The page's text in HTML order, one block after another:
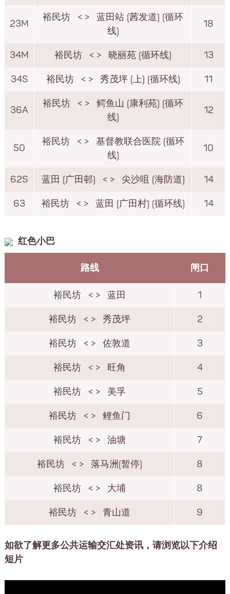
23M
裕民坊 < >
蓝田站 (茜发道) (循环
线)
18
34M 裕民坊 < > 晓丽苑 (循环线) 13
34S 裕民坊 < > 秀茂坪 (上) (循环线) 11
36A
裕民坊 < >
鳄鱼山 (康利苑) (循环
线)
12
50
裕民坊 < >
基督教联合医院 (循环
线)
10
62S 蓝田 (广田邨) < > 尖沙咀 (海防道) 14
63 裕民坊 < > 蓝田 (广田村) (循环线) 14
红色小巴
路线 闸口
裕民坊 < > 蓝田 1
裕民坊 < > 秀茂坪 2
裕民坊 < > 佐敦道 3
裕民坊 < > 旺角 4
裕民坊 < > 美孚 5
裕民坊 < > 鲤鱼门 6
裕民坊 < > 油塘 7
裕民坊 < > 落马洲(暂停) 8
裕民坊 < > 大埔 8
裕民坊 < > 青山道 9
如欲了解更多公共运输交汇处资讯，请浏览以下介绍
短片